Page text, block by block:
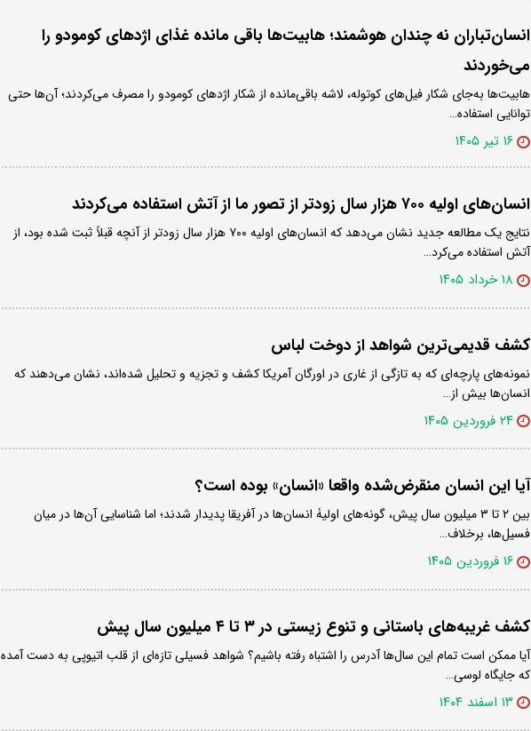
انسان‌تباران نه چندان هوشمند؛ هابیت‌ها باقی مانده غذای اژدهای کومودو را
می‌خوردند
هابیت‌ها به‌جای شکار فیل‌های کوتوله، لاشه باقی‌مانده از شکار اژدهای کومودو را مصرف می‌کردند؛ آن‌ها حتی
توانایی استفاده…
۱۶ تیر ۱۴۰۵
انسان‌های اولیه ۷۰۰ هزار سال زودتر از تصور ما از آتش استفاده می‌کردند
نتایج یک مطالعه جدید نشان می‌دهد که انسان‌های اولیه ۷۰۰ هزار سال زودتر از آنچه قبلاً ثبت شده بود، از
آتش استفاده می‌کرد…
۱۸ خرداد ۱۴۰۵
کشف قدیمی‌ترین شواهد از دوخت لباس
نمونه‌های پارچه‌ای که به تازگی از غاری در اورگان آمریکا کشف و تجزیه و تحلیل شده‌اند، نشان می‌دهند که
انسان‌ها بیش از…
۲۴ فروردین ۱۴۰۵
آیا این انسان منقرض‌شده واقعا «انسان» بوده است؟
بین ۲ تا ۳ میلیون سال پیش، گونه‌های اولیۀ انسان‌ها در آفریقا پدیدار شدند؛ اما شناسایی آن‌ها در میان
فسیل‌ها، برخلاف…
۱۶ فروردین ۱۴۰۵
کشف غریبه‌های باستانی و تنوع زیستی در ۳ تا ۴ میلیون سال پیش
آیا ممکن است تمام این سال‌ها آدرس را اشتباه رفته باشیم؟ شواهد فسیلی تازه‌ای از قلب اتیوپی به دست آمده
که جایگاه لوسی…
۱۳ اسفند ۱۴۰۴